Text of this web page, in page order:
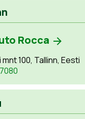
Rocca
mnt 100, Tallinn, Eesti